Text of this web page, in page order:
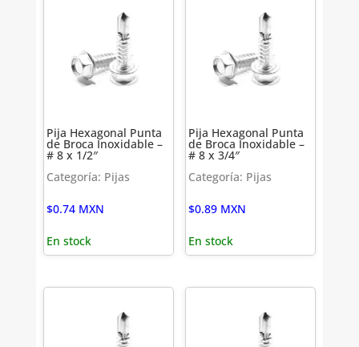
Pija Hexagonal Punta
de Broca Inoxidable –
# 8 x 1/2″
Categoría: Pijas
$0.74 MXN
En stock
Pija Hexagonal Punta
de Broca Inoxidable –
# 8 x 3/4″
Categoría: Pijas
$0.89 MXN
En stock